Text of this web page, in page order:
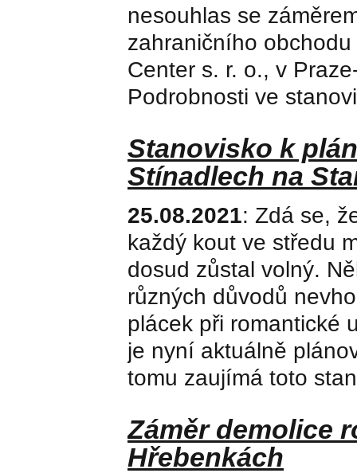
nesouhlas se
zahraničního
Center s. r. o., v
Podrobnosti ve
Stanovisko k
Stínadlech na
25.08.2021: Zdá se,
každý kout ve středu
dosud zůstal volný.
různých důvodů
plácek při romantické
je nyní aktuálně
tomu zaujímá toto
Záměr demolice
Hřebenkách